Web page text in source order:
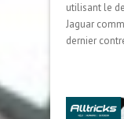
utilisant le
Jaguar
dernier